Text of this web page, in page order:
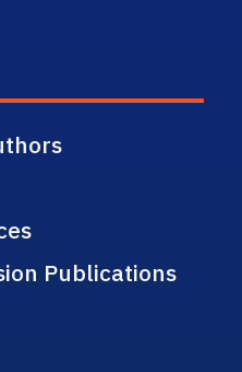
Publications